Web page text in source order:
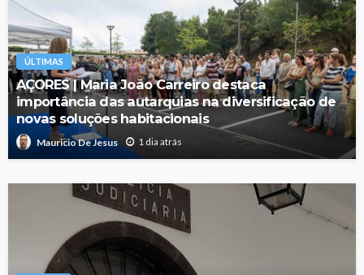
ÚLTIMAS
AÇORES | Maria João Carreiro destaca
importância das autarquias na diversificação de
novas soluções habitacionais
Mauricio De Jesus 1 dia atrás